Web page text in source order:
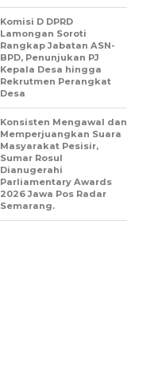
Komisi D DPRD
Lamongan Soroti
Rangkap Jabatan ASN-
BPD, Penunjukan PJ
Kepala Desa hingga
Rekrutmen Perangkat
Desa
Konsisten Mengawal dan
Memperjuangkan Suara
Masyarakat Pesisir,
Sumar Rosul
Dianugerahi
Parliamentary Awards
2026 Jawa Pos Radar
Semarang.